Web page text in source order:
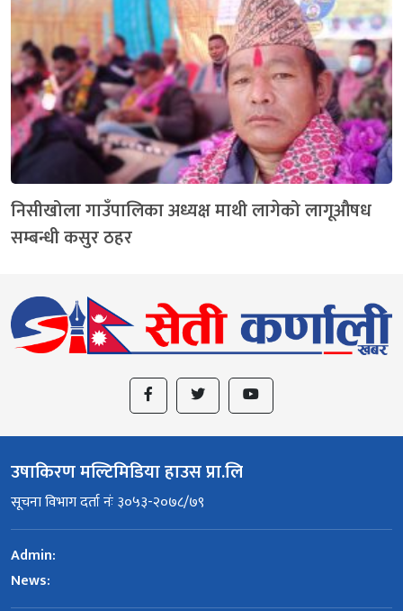
निसीखोला गाउँपालिका अध्यक्ष माथी लागेको लागूऔषध
सम्बन्धी कसुर ठहर
उषाकिरण मल्टिमिडिया हाउस प्रा.लि
सूचना विभाग दर्ता नंः ३०५३-२०७८/७९
Admin:
News: